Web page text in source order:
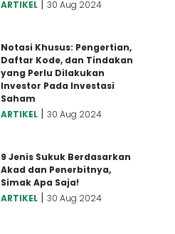
ARTIKEL |30 Aug 2024
Notasi Khusus: Pengertian,
Daftar Kode, dan Tindakan
yang Perlu Dilakukan
Investor Pada Investasi
Saham
ARTIKEL |30 Aug 2024
9 Jenis Sukuk Berdasarkan
Akad dan Penerbitnya,
Simak Apa Saja!
ARTIKEL |30 Aug 2024